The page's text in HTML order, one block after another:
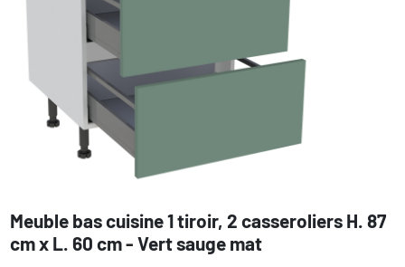
Meuble bas cuisine 1 tiroir, 2 casseroliers H. 87
cm x L. 60 cm - Vert sauge mat